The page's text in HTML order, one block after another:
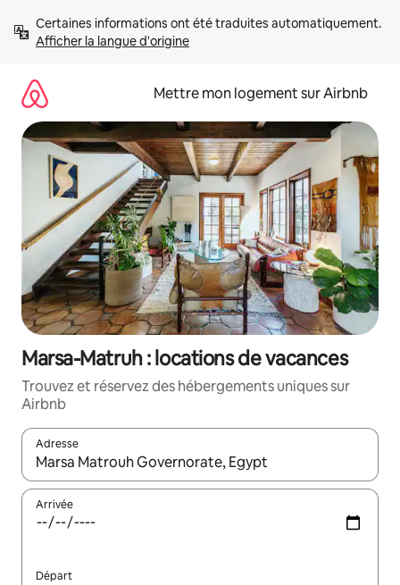
directement
Afficher la langue d'origine
Mettre mon logement sur Airbnb
Marsa-Matruh : locations de vacances
Trouvez et réservez des hébergements uniques sur
Airbnb
Adresse
Lorsque les résultats s'affichent, utilisez les flèches vers le
Arrivée
Départ